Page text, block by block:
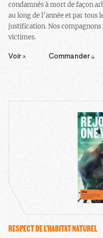
condamnés à mort de façon
au long de l’année et par tous
justification. Nos
victimes.
Voir Commander
RESPECT DE L’HABITAT NATUREL